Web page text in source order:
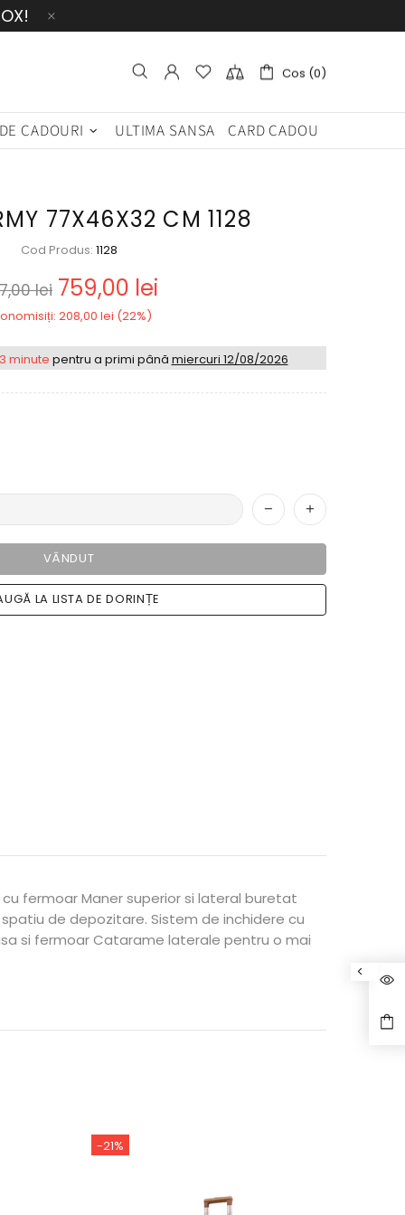
Cos (0)
CADOURI ULTIMA SANSA CARD CADOU
77X46X32 CM 1128
Cod Produs: 1128
lei 759,00 lei
208,00 lei (22%)
minute pentru a primi până miercuri 12/08/2026
VÂNDUT
LA LISTA DE DORINȚE
cu fermoar Maner superior si lateral buretat
de depozitare. Sistem de inchidere cu
si fermoar Catarame laterale pentru o mai
-21%